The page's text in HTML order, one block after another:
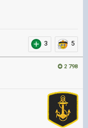
3 5
2 798